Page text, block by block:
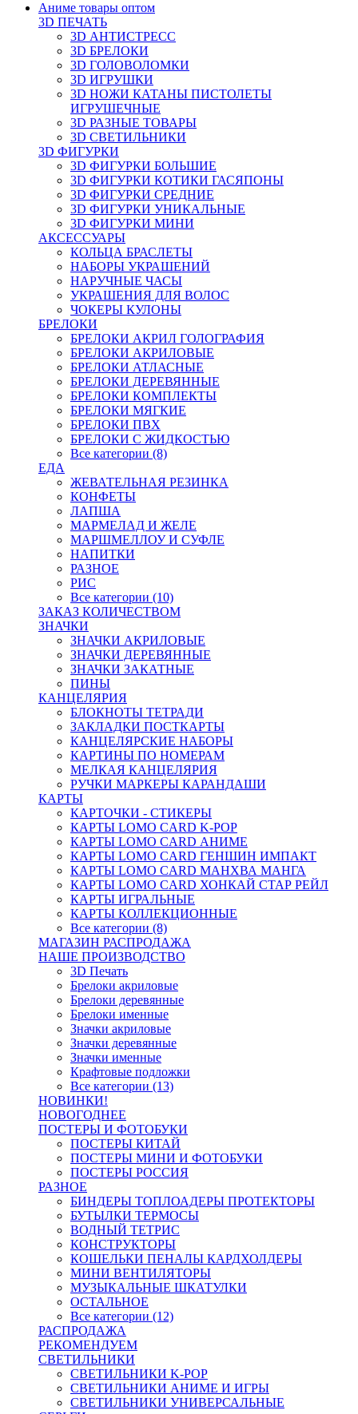
Аниме товары оптом
3D ПЕЧАТЬ
3D АНТИСТРЕСС
3D БРЕЛОКИ
3D ГОЛОВОЛОМКИ
3D ИГРУШКИ
3D НОЖИ КАТАНЫ ПИСТОЛЕТЫ
ИГРУШЕЧНЫЕ
3D РАЗНЫЕ ТОВАРЫ
3D СВЕТИЛЬНИКИ
3D ФИГУРКИ
3D ФИГУРКИ БОЛЬШИЕ
3D ФИГУРКИ КОТИКИ ГАСЯПОНЫ
3D ФИГУРКИ СРЕДНИЕ
3D ФИГУРКИ УНИКАЛЬНЫЕ
3D ФИГУРКИ МИНИ
АКСЕССУАРЫ
КОЛЬЦА БРАСЛЕТЫ
НАБОРЫ УКРАШЕНИЙ
НАРУЧНЫЕ ЧАСЫ
УКРАШЕНИЯ ДЛЯ ВОЛОС
ЧОКЕРЫ КУЛОНЫ
БРЕЛОКИ
БРЕЛОКИ АКРИЛ ГОЛОГРАФИЯ
БРЕЛОКИ АКРИЛОВЫЕ
БРЕЛОКИ АТЛАСНЫЕ
БРЕЛОКИ ДЕРЕВЯННЫЕ
БРЕЛОКИ КОМПЛЕКТЫ
БРЕЛОКИ МЯГКИЕ
БРЕЛОКИ ПВХ
БРЕЛОКИ С ЖИДКОСТЬЮ
Все категории (8)
ЕДА
ЖЕВАТЕЛЬНАЯ РЕЗИНКА
КОНФЕТЫ
ЛАПША
МАРМЕЛАД И ЖЕЛЕ
МАРШМЕЛЛОУ И СУФЛЕ
НАПИТКИ
РАЗНОЕ
РИС
Все категории (10)
ЗАКАЗ КОЛИЧЕСТВОМ
ЗНАЧКИ
ЗНАЧКИ АКРИЛОВЫЕ
ЗНАЧКИ ДЕРЕВЯННЫЕ
ЗНАЧКИ ЗАКАТНЫЕ
ПИНЫ
КАНЦЕЛЯРИЯ
БЛОКНОТЫ ТЕТРАДИ
ЗАКЛАДКИ ПОСТКАРТЫ
КАНЦЕЛЯРСКИЕ НАБОРЫ
КАРТИНЫ ПО НОМЕРАМ
МЕЛКАЯ КАНЦЕЛЯРИЯ
РУЧКИ МАРКЕРЫ КАРАНДАШИ
КАРТЫ
КАРТОЧКИ - СТИКЕРЫ
КАРТЫ LOMO CARD K-POP
КАРТЫ LOMO CARD АНИМЕ
КАРТЫ LOMO CARD ГЕНШИН ИМПАКТ
КАРТЫ LOMO CARD МАНХВА МАНГА
КАРТЫ LOMO CARD ХОНКАЙ СТАР РЕЙЛ
КАРТЫ ИГРАЛЬНЫЕ
КАРТЫ КОЛЛЕКЦИОННЫЕ
Все категории (8)
МАГАЗИН РАСПРОДАЖА
НАШЕ ПРОИЗВОДСТВО
3D Печать
Брелоки акриловые
Брелоки деревянные
Брелоки именные
Значки акриловые
Значки деревянные
Значки именные
Крафтовые подложки
Все категории (13)
НОВИНКИ!
НОВОГОДНЕЕ
ПОСТЕРЫ И ФОТОБУКИ
ПОСТЕРЫ КИТАЙ
ПОСТЕРЫ МИНИ И ФОТОБУКИ
ПОСТЕРЫ РОССИЯ
РАЗНОЕ
БИНДЕРЫ ТОПЛОАДЕРЫ ПРОТЕКТОРЫ
БУТЫЛКИ ТЕРМОСЫ
ВОДНЫЙ ТЕТРИС
КОНСТРУКТОРЫ
КОШЕЛЬКИ ПЕНАЛЫ КАРДХОЛДЕРЫ
МИНИ ВЕНТИЛЯТОРЫ
МУЗЫКАЛЬНЫЕ ШКАТУЛКИ
ОСТАЛЬНОЕ
Все категории (12)
РАСПРОДАЖА
РЕКОМЕНДУЕМ
СВЕТИЛЬНИКИ
СВЕТИЛЬНИКИ K-POP
СВЕТИЛЬНИКИ АНИМЕ И ИГРЫ
СВЕТИЛЬНИКИ УНИВЕРСАЛЬНЫЕ